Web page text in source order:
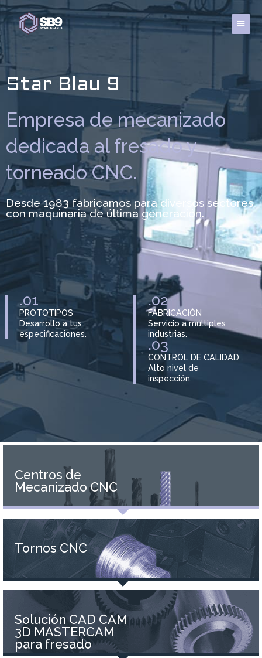
Ir
contenido
Menú
Star Blau 9
Empresa de mecanizado
dedicada al fresado y
torneado CNC.
Desde 1983 fabricamos para diversos sectores
con maquinaria de última generación.
.01
PROTOTIPOS
Desarrollo a tus
especificaciones.
.02
FABRICACIÓN
Servicio a múltiples
industrias.
.03
CONTROL DE CALIDAD
Alto nivel de
inspección.
Centros de
Mecanizado CNC
Tornos CNC
Solución CAD CAM
3D MASTERCAM
para fresado